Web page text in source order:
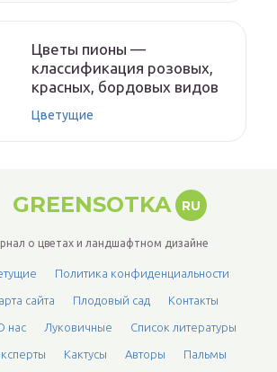
Цветы пионы —
классификация розовых,
красных, бордовых видов
Цветущие
GREENSOTKA RU
о цветах и ландшафтном дизайне
Политика конфиденциальности
сайта Плодовый сад Контакты
нас Луковичные Список литературы
Кактусы Авторы Пальмы